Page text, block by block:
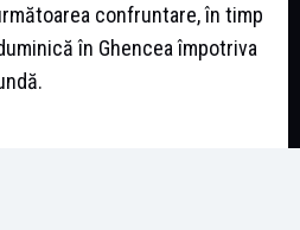
confruntare, în timp
în Ghencea împotriva